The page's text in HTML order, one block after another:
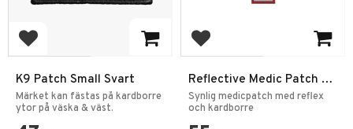
Add to favorites
K9 Patch Small Svart
Märket kan fästas på kardborre
ytor på väska & väst.
Add to favorites
Reflective Medic Patch 7
cm med Kardborrebaksida
Synlig medicpatch med reflex
och kardborre